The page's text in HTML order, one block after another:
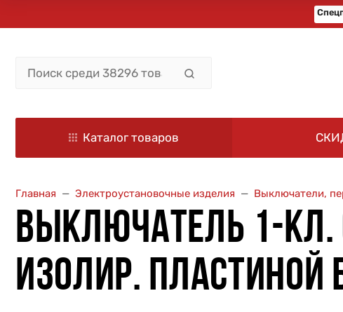
Каталог товаров
Главная Электроустановочные изделия Выключатели,
ВЫКЛЮЧАТЕЛЬ 1-КЛ.
ИЗОЛИР. ПЛАСТИНОЙ